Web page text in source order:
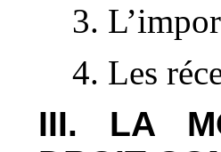
3.
4. Les
III. LA